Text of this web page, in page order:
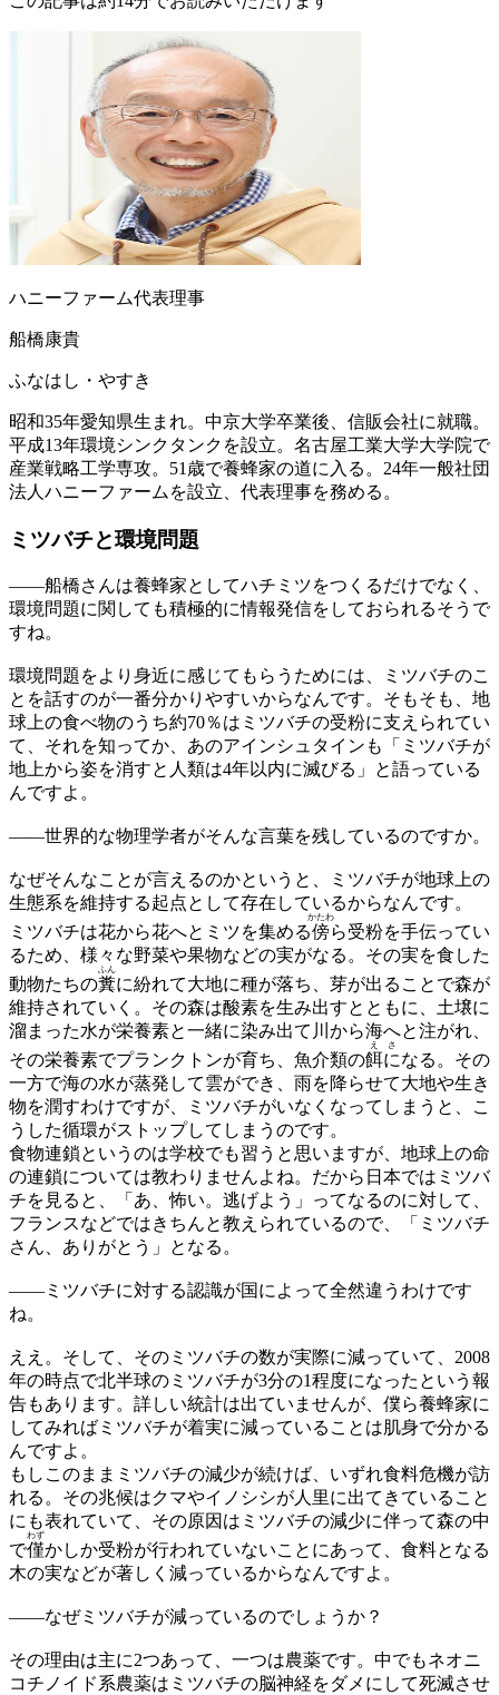
ハニーファーム代表理事
船橋康貴
ふなはし・やすき
昭和35年愛知県生まれ。中京大学卒業後、信販会社に就職。
平成13年環境シンクタンクを設立。名古屋工業大学大学院で
産業戦略工学専攻。51歳で養蜂家の道に入る。24年一般社団
法人ハニーファームを設立、代表理事を務める。
ミツバチと環境問題
——船橋さんは養蜂家としてハチミツをつくるだけでなく、
環境問題に関しても積極的に情報発信をしておられるそうで
すね。
環境問題をより身近に感じてもらうためには、ミツバチのこ
とを話すのが一番分かりやすいからなんです。そもそも、地
球上の食べ物のうち約70％はミツバチの受粉に支えられてい
て、それを知ってか、あのアインシュタインも「ミツバチが
地上から姿を消すと人類は4年以内に滅びる」と語っている
んですよ。
——世界的な物理学者がそんな言葉を残しているのですか。
なぜそんなことが言えるのかというと、ミツバチが地球上の
生態系を維持する起点として存在しているからなんです。
ミツバチは花から花へとミツを集める傍
かたわ
ら受粉を手伝ってい
るため、様々な野菜や果物などの実がなる。その実を食した
動物たちの糞
ふん
に紛れて大地に種が落ち、芽が出ることで森が
維持されていく。その森は酸素を生み出すとともに、土壌に
溜まった水が栄養素と一緒に染み出て川から海へと注がれ、
その栄養素でプランクトンが育ち、魚介類の餌に
えさ
なる。その
一方で海の水が蒸発して雲ができ、雨を降らせて大地や生き
物を潤すわけですが、ミツバチがいなくなってしまうと、こ
うした循環がストップしてしまうのです。
食物連鎖というのは学校でも習うと思いますが、地球上の命
の連鎖については教わりませんよね。だから日本ではミツバ
チを見ると、「あ、怖い。逃げよう」ってなるのに対して、
フランスなどではきちんと教えられているので、「ミツバチ
さん、ありがとう」となる。
—— ミツバチに対する認識が国によって全然違うわけです
ね。
ええ。そして、そのミツバチの数が実際に減っていて、2008
年の時点で北半球のミツバチが3分の1程度になったという報
告もあります。詳しい統計は出ていませんが、僕ら養蜂家に
してみればミツバチが着実に減っていることは肌身で分かる
んですよ。
もしこのままミツバチの減少が続けば、いずれ食料危機が訪
れる。その兆候はクマやイノシシが人里に出てきていること
にも表れていて、その原因はミツバチの減少に伴って森の中
で僅
わず
かしか受粉が行われていないことにあって、食料となる
木の実などが著しく減っているからなんですよ。
——なぜミツバチが減っているのでしょうか？
その理由は主に2つあって、一つは農薬です。中でもネオニ
コチノイド系農薬はミツバチの脳神経をダメにして死滅させ